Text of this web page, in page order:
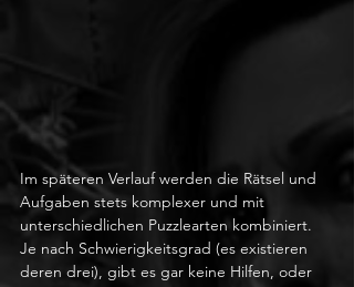
Im späteren Verlauf werden die Rätsel und
Aufgaben stets komplexer und mit
unterschiedlichen Puzzlearten kombiniert.
Je nach Schwierigkeitsgrad (es existieren
deren drei), gibt es gar keine Hilfen, oder